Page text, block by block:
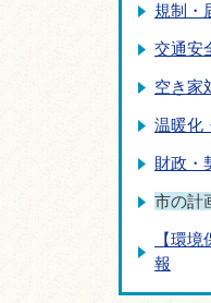
規制・
交通安
空き家
温暖化
財政・
市の計
【環
報